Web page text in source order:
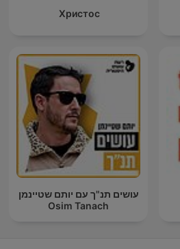
Христос
עושים תנ"ך עם יותם שטיינמן
Osim Tanach